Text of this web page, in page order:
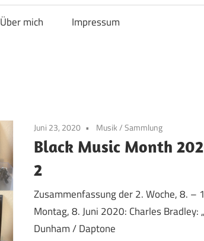
Über mich Impressum
Juni 23, 2020 Musik/Sammlung
Black Music Month
2
Zusammenfassung der 2. Woche, 8. –
Montag, 8. Juni 2020: Charles Bradley:
Dunham / Daptone